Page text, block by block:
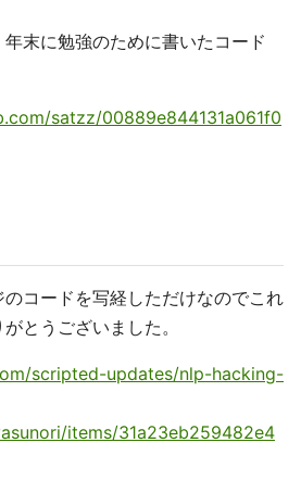
末に勉強のために書いたコード
satzz/00889e844131a061f0
コードを写経しただけなのでこれ
とうございました。
scripted-updates/nlp-hacking-
items/31a23eb259482e4